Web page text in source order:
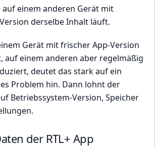
auf einem anderen Gerät mit
derselbe Inhalt läuft.
Gerät mit frischer App-Version
auf einem anderen aber regelmäßig
deutet das stark auf ein
Problem hin. Dann lohnt der
Betriebssystem-Version, Speicher
der RTL+ App